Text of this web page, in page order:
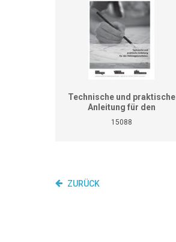
Technische und praktische
Anleitung für den
Heizungsinstallateur (ersetzt
nicht den praktischen
15088
ZURÜCK